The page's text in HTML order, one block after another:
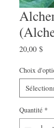
20,00 $Prix
Choix
Quantité *